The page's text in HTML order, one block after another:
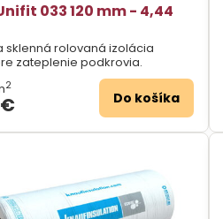
033 120 mm - 4,44
sklenná rolovaná izolácia
zateplenie podkrovia.
2
Do košíka